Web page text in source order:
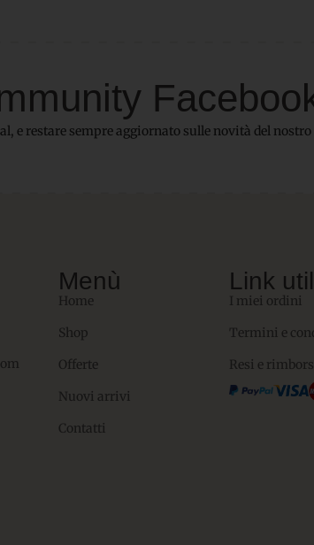
e restare sempre aggiornato sulle novità del nostro
Menù
Home
Shop
Offerte
Nuovi arrivi
Contatti
Link
I miei ordini
Termini e
Resi e